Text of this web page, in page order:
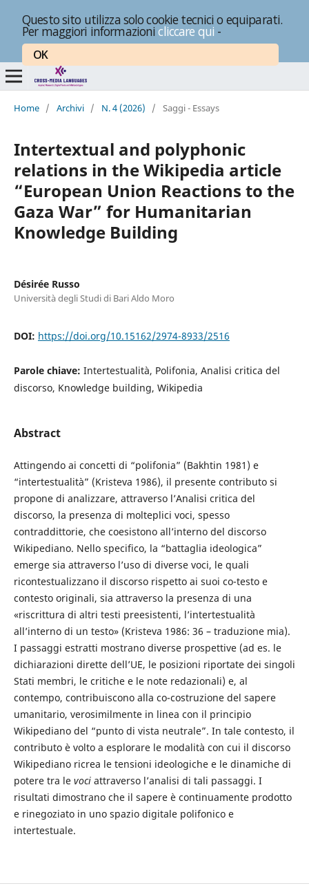
Questo sito utilizza solo cookie tecnici o equiparati.
Per maggiori informazionicliccare qui -
OK
Home / Archivi / N. 4 (2026) / Saggi - Essays
Intertextual and polyphonic
relations in the Wikipedia article
“European Union Reactions to the
Gaza War” for Humanitarian
Knowledge Building
Désirée Russo
Università degli Studi di Bari Aldo Moro
DOI: https://doi.org/10.15162/2974-8933/2516
Parole chiave: Intertestualità, Polifonia, Analisi critica del
discorso, Knowledge building, Wikipedia
Abstract
Attingendo ai concetti di “polifonia” (Bakhtin 1981) e
“intertestualità” (Kristeva 1986), il presente contributo si
propone di analizzare, attraverso l’Analisi critica del
discorso, la presenza di molteplici voci, spesso
contraddittorie, che coesistono all’interno del discorso
Wikipediano. Nello specifico, la “battaglia ideologica”
emerge sia attraverso l’uso di diverse voci, le quali
ricontestualizzano il discorso rispetto ai suoi co-testo e
contesto originali, sia attraverso la presenza di una
«riscrittura di altri testi preesistenti, l’intertestualità
all’interno di un testo» (Kristeva 1986: 36 – traduzione mia).
I passaggi estratti mostrano diverse prospettive (ad es. le
dichiarazioni dirette dell’UE, le posizioni riportate dei singoli
Stati membri, le critiche e le note redazionali) e, al
contempo, contribuiscono alla co-costruzione del sapere
umanitario, verosimilmente in linea con il principio
Wikipediano del “punto di vista neutrale”. In tale contesto, il
contributo è volto a esplorare le modalità con cui il discorso
Wikipediano ricrea le tensioni ideologiche e le dinamiche di
potere tra le vociattraverso l’analisi di tali passaggi. I
risultati dimostrano che il sapere è continuamente prodotto
e rinegoziato in uno spazio digitale polifonico e
intertestuale.